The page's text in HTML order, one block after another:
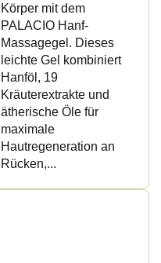
Körper mit dem
PALACIO Hanf-
Massagegel. Dieses
leichte Gel kombiniert
Hanföl, 19
Kräuterextrakte und
ätherische Öle für
maximale
Hautregeneration an
Rücken,...